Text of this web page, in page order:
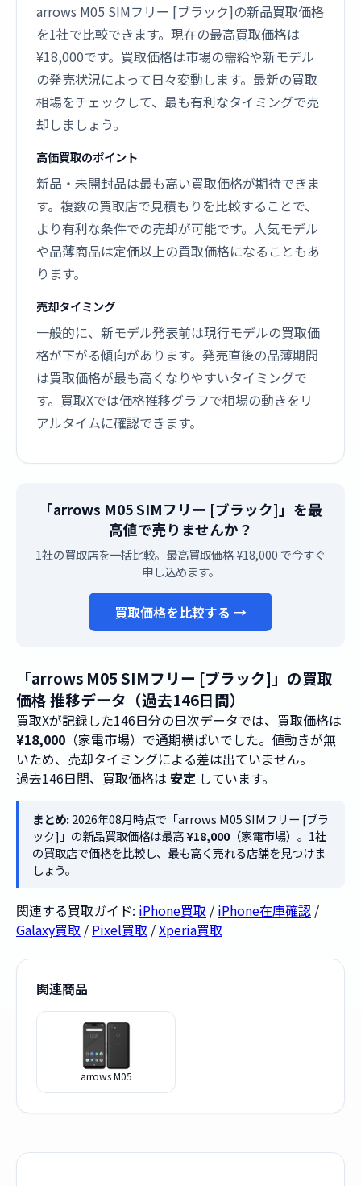
arrows M05 SIMフリー [ブラック]の新品買取価格
を1社で比較できます。現在の最高買取価格は
¥18,000です。買取価格は市場の需給や新モデル
の発売状況によって日々変動します。最新の買取
相場をチェックして、最も有利なタイミングで売
却しましょう。
高価買取のポイント
新品・未開封品は最も高い買取価格が期待できま
す。複数の買取店で見積もりを比較することで、
より有利な条件での売却が可能です。人気モデル
や品薄商品は定価以上の買取価格になることもあ
ります。
売却タイミング
一般的に、新モデル発表前は現行モデルの買取価
格が下がる傾向があります。発売直後の品薄期間
は買取価格が最も高くなりやすいタイミングで
す。買取Xでは価格推移グラフで相場の動きをリ
アルタイムに確認できます。
「arrows M05 SIMフリー [ブラック]」を最
高値で売りませんか？
1社の買取店を一括比較。最高買取価格 ¥18,000 で今すぐ
申し込めます。
買取価格を比較する →
「arrows M05 SIMフリー [ブラック]」の買取
価格 推移データ（過去146日間）
買取Xが記録した146日分の日次データでは、買取価格は
¥18,000 （家電市場）で通期横ばいでした。値動きが無
いため、売却タイミングによる差は出ていません。
過去146日間、買取価格は 安定 しています。
まとめ:2026年08月時点で「arrows M05 SIMフリー [ブラ
ック]」の新品買取価格は最高¥18,000（家電市場）。1社
の買取店で価格を比較し、最も高く売れる店舗を見つけま
しょう。
関連する買取ガイド: iPhone買取 / iPhone在庫確認 /
Galaxy買取 / Pixel買取 /Xperia買取
関連商品
arrows M05